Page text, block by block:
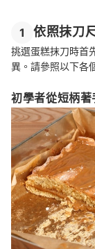
1 依照抹刀
挑選蛋糕抹刀時首
異。請參照以下各
初學者從短柄著